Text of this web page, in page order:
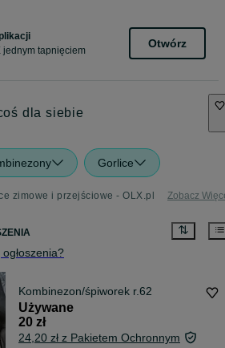
jednym tapnięciem
Otwórz
dla siebie
Gorlice
zimowe i przejściowe - OLX.pl Zobacz
Kombinezon/śpiworek r.62
Używane
20 zł
24,20 zł z Pakietem Ochronnym